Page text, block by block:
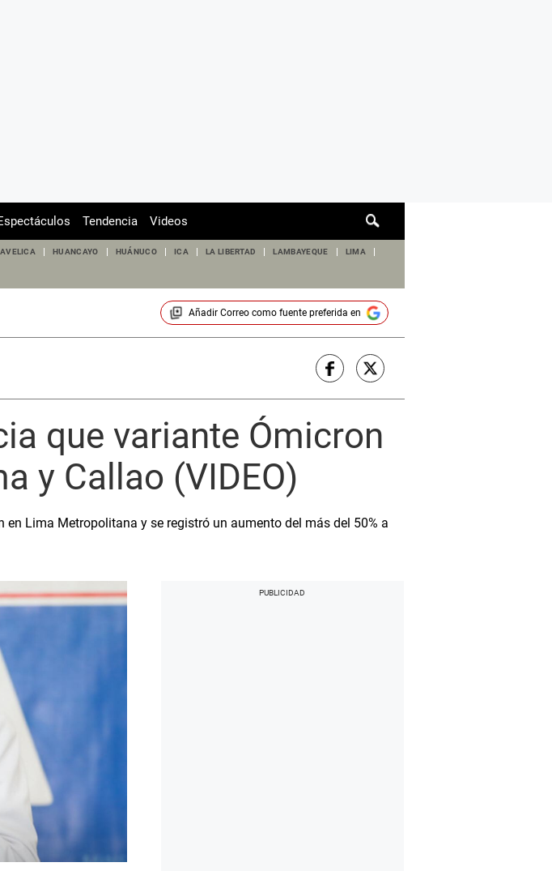
de
Tendencia Videos
HUANCAYO HUÁNUCO ICA LA LIBERTAD LAMBAYEQUE LIMA
Añadir Correocomo fuente preferida en
que variante Ómicron
y Callao (VIDEO)
en Lima Metropolitana y se registró un aumento del más del 50% a